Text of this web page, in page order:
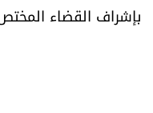
بإشراف القضاء